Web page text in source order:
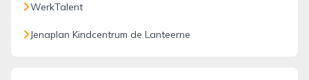
WerkTalent
Jenaplan Kindcentrum de Lanteerne